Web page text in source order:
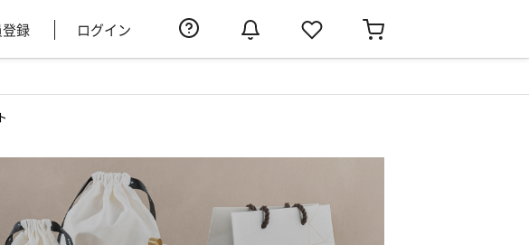
録 ログイン